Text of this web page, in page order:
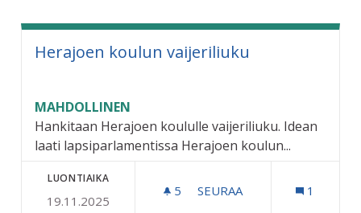
Herajoen koulun vaijeriliuku
MAHDOLLINEN
Hankitaan Herajoen koululle vaijeriliuku. Idean
laati lapsiparlamentissa Herajoen koulun...
LUONTIAIKA
19.11.2025
5 5 SEURAAJAA
SEURAA 1